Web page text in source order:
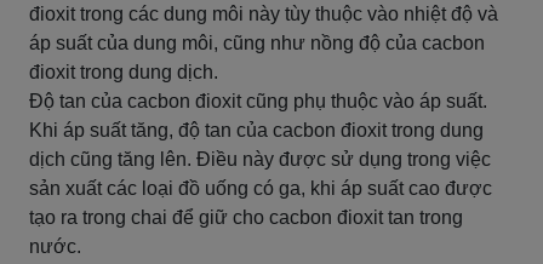
đioxit trong các dung môi này tùy thuộc vào nhiệt độ và
áp suất của dung môi, cũng như nồng độ của cacbon
đioxit trong dung dịch.
Độ tan của cacbon đioxit cũng phụ thuộc vào áp suất.
Khi áp suất tăng, độ tan của cacbon đioxit trong dung
dịch cũng tăng lên. Điều này được sử dụng trong việc
sản xuất các loại đồ uống có ga, khi áp suất cao được
tạo ra trong chai để giữ cho cacbon đioxit tan trong
nước.